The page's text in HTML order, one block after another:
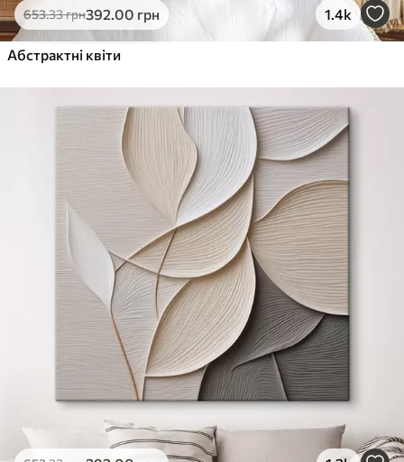
653.33грн392.00 грн 1.4k
Абстрактні квіти